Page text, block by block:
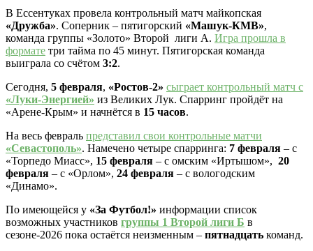
В Ессентуках провела контрольный матч майкопская
«Дружба». Соперник – пятигорский «Машук-КМВ»,
команда группы «Золото» Второй лиги А. Игра прошла в
формате три тайма по 45 минут. Пятигорская команда
выиграла со счётом 3:2.
Сегодня, 5 февраля, «Ростов-2» сыграет контрольный матч с
«Луки-Энергией» из Великих Лук. Спарринг пройдёт на
«Арене-Крым» и начнётся в 15 часов.
На весь февраль представил свои контрольные матчи
«Севастополь». Намечено четыре спарринга: 7 февраля – с
«Торпедо Миасс», 15 февраля – с омским «Иртышом», 20
февраля – с «Орлом», 24 февраля – с вологодским
«Динамо».
По имеющейся у «За Футбол!» информации список
возможных участников группы 1 Второй лиги Б в
сезоне-2026 пока остаётся неизменным – пятнадцать команд.